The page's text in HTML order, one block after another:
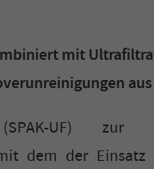
mit
UF) zur
dem der